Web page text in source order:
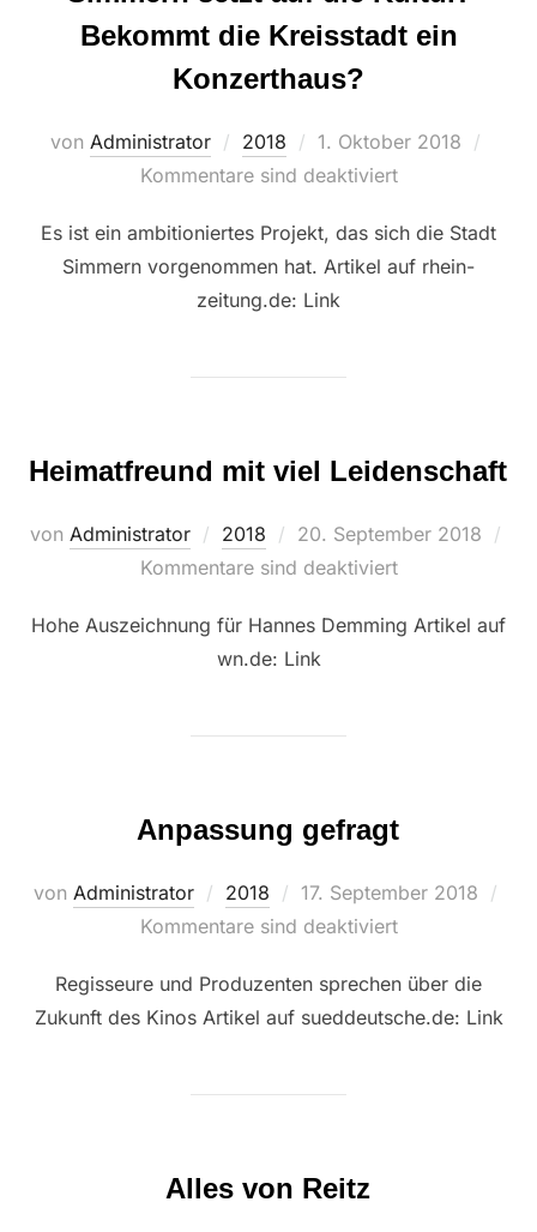
Bekommt die Kreisstadt ein
Konzerthaus?
von Administrator 2018
Veröffentlicht
am
1. Oktober 2018
Kommentare sind deaktiviert
Es ist ein ambitioniertes Projekt, das sich die Stadt
Simmern vorgenommen hat. Artikel auf rhein-
zeitung.de: Link
Heimatfreund mit viel Leidenschaft
von Administrator 2018
Veröffentlicht
am
20. September 2018
Kommentare sind deaktiviert
Hohe Auszeichnung für Hannes Demming Artikel auf
wn.de: Link
Anpassung gefragt
von Administrator 2018
Veröffentlicht
am
17. September 2018
Kommentare sind deaktiviert
Regisseure und Produzenten sprechen über die
Zukunft des Kinos Artikel auf sueddeutsche.de: Link
Alles von Reitz